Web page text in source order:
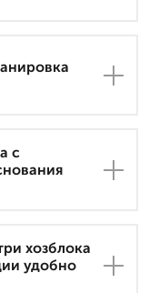
с
хозблока
удобно